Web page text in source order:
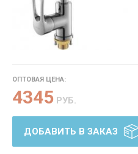
ОПТОВАЯ ЦЕНА:
4345 РУБ.
ДОБАВИТЬ В ЗАКАЗ